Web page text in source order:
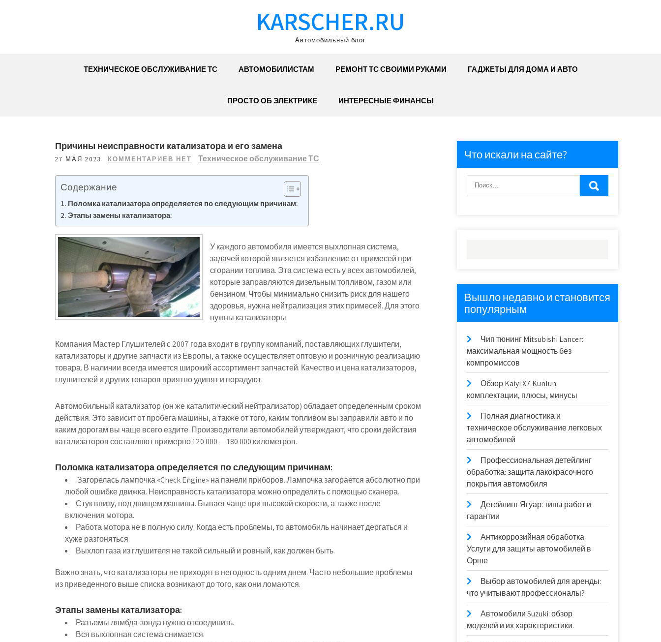
KARSCHER.RU
Автомобильный блог
ТЕХНИЧЕСКОЕ ОБСЛУЖИВАНИЕ ТС АВТОМОБИЛИСТАМ РЕМОНТ ТС СВОИМИ РУКАМИ ГАДЖЕТЫ ДЛЯ ДОМА И АВТО
ПРОСТО ОБ ЭЛЕКТРИКЕ ИНТЕРЕСНЫЕ ФИНАНСЫ
Причины неисправности катализатора и его замена
27 МАЯ 2023 КОММЕНТАРИЕВ НЕТ Техническое обслуживание ТС
Содержание
Поломка катализатора определяется по следующим причинам:
Этапы замены катализатора:
У каждого автомобиля имеется выхлопная система,
задачей которой является избавление от примесей при
сгорании топлива. Эта система есть у всех автомобилей,
которые заправляются дизельным топливом, газом или
бензином. Чтобы минимально снизить риск для нашего
здоровья, нужна нейтрализация этих примесей. Для этого
нужны катализаторы.
Компания Мастер Глушителей с 2007 года входит в группу компаний, поставляющих глушители,
катализаторы и другие запчасти из Европы, а также осуществляет оптовую и розничную реализацию
товара. В наличии всегда имеется широкий ассортимент запчастей. Качество и цена катализаторов,
глушителей и других товаров приятно удивят и порадуют.
Автомобильный катализатор (он же каталитический нейтрализатор) обладает определенным сроком
действия. Это зависит от пробега машины, а также от того, каким топливом вы заправили авто и по
каким дорогам вы чаще всего ездите. Производители автомобилей утверждают, что сроки действия
катализаторов составляют примерно 120 000 — 180 000 километров.
Поломка катализатора определяется по следующим причинам:
Загорелась лампочка «Check Engine» на панели приборов. Лампочка загорается абсолютно при
любой ошибке движка. Неисправность катализатора можно определить с помощью сканера.
Стук внизу, под днищем машины. Бывает чаще при высокой скорости, а также после
включения мотора.
Работа мотора не в полную силу. Когда есть проблемы, то автомобиль начинает дергаться и
хуже разгоняться.
Выхлоп газа из глушителя не такой сильный и ровный, как должен быть.
Важно знать, что катализаторы не приходят в негодность одним днем. Часто небольшие проблемы
из приведенного выше списка возникают до того, как они ломаются.
Этапы замены катализатора:
Разъемы лямбда-зонда нужно отсоединить.
Вся выхлопная система снимается.
Что искали на сайте?
Вышло недавно и становится
популярным
Чип тюнинг Mitsubishi Lancer:
максимальная мощность без
компромиссов
Обзор Kaiyi X7 Kunlun:
комплектации, плюсы, минусы
Полная диагностика и
техническое обслуживание легковых
автомобилей
Профессиональная детейлинг
обработка: защита лакокрасочного
покрытия автомобиля
Детейлинг Ягуар: типы работ и
гарантии
Антикоррозийная обработка:
Услуги для защиты автомобилей в
Орше
Выбор автомобилей для аренды:
что учитывают профессионалы?
Автомобили Suzuki: обзор
моделей и их характеристики.